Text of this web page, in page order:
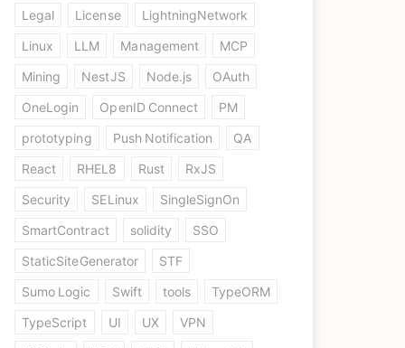
Legal
License
LightningNetwork
Linux
LLM Management
MCP
Mining
NestJS Node.js
OAuth
OneLogin
OpenID Connect
PM
prototyping
Push Notification
QA
React
RHEL8 Rust
RxJS
Security
SELinux
SingleSignOn
SmartContract
solidity
SSO
StaticSiteGenerator
STF
Sumo Logic
Swift tools
TypeORM
TypeScript
UI UX
VPN